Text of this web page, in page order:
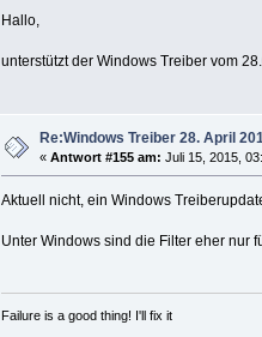
Hallo,
unterstützt der Windows Treiber vom
Re:Windows Treiber 28. April
«Antwort #155 am: Juli 15, 2015,
Aktuell nicht, ein Windows
Unter Windows sind die Filter eher nur
Failure is a good thing! I'll fix it